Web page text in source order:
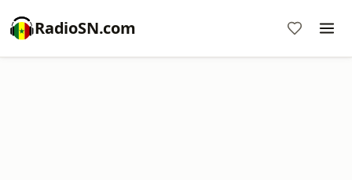
RadioSN.com